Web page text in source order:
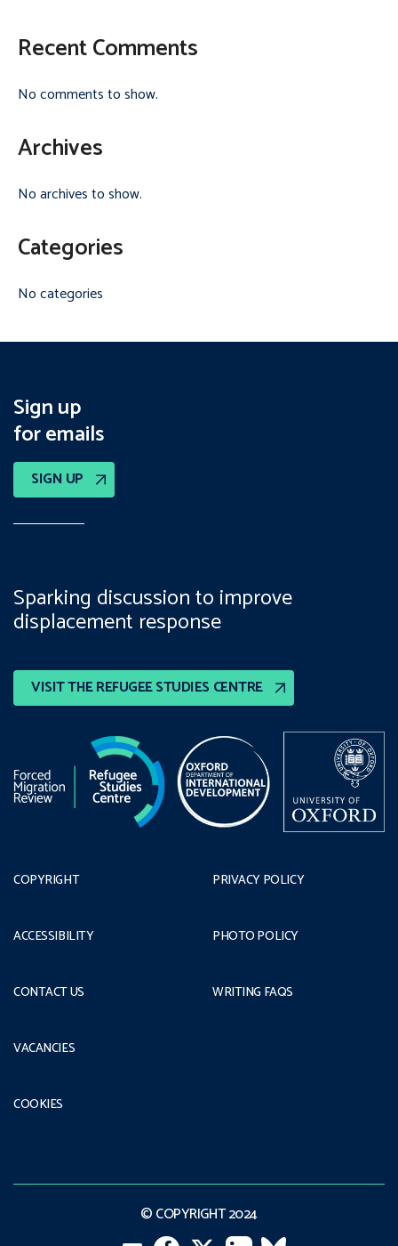
Recent Comments
No comments to show.
Archives
No archives to show.
Categories
No categories
Sign up
for emails
SIGN UP
VISIT THE REFUGEE STUDIES CENTRE
Sparking discussion to improve
displacement response
COPYRIGHT
ACCESSIBILITY
CONTACT US
PRIVACY POLICY
PHOTO POLICY
WRITING FAQS
VACANCIES
COOKIES
© COPYRIGHT 2024